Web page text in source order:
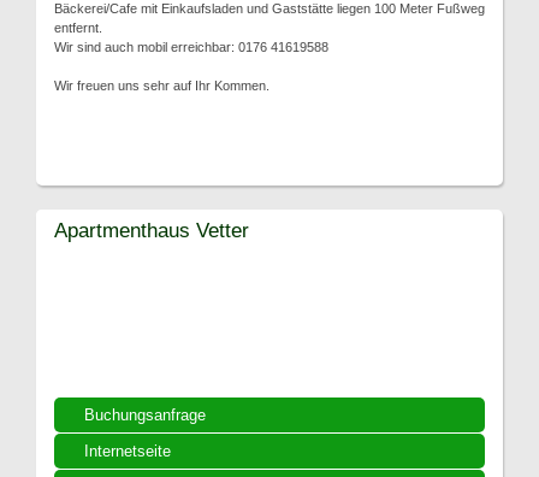
Bäckerei/Cafe mit Einkaufsladen und Gaststätte liegen 100 Meter Fußweg
entfernt.
Wir sind auch mobil erreichbar: 0176 41619588
Wir freuen uns sehr auf Ihr Kommen.
Buchungsanfrage
Internetseite
Apartmenthaus Vetter